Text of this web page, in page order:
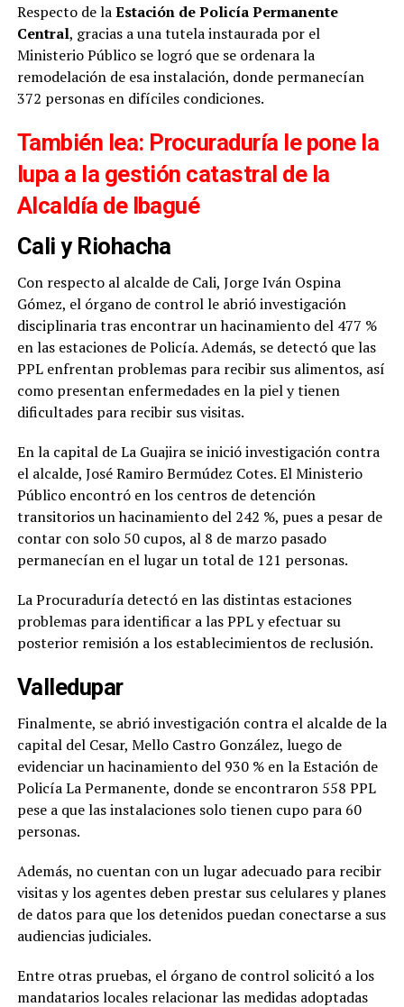
Respecto de laEstación de Policía Permanente
Central, gracias a una tutela instaurada por el
Ministerio Público se logró que se ordenara la
remodelación de esa instalación, donde permanecían
372 personas en difíciles condiciones.
También lea: Procuraduría le pone la
lupa a la gestión catastral de la
Alcaldía de Ibagué
Cali y Riohacha
Con respecto al alcalde de Cali, Jorge Iván Ospina
Gómez, el órgano de control le abrió investigación
disciplinaria tras encontrar un hacinamiento del 477 %
en las estaciones de Policía. Además, se detectó que las
PPL enfrentan problemas para recibir sus alimentos, así
como presentan enfermedades en la piel y tienen
dificultades para recibir sus visitas.
En la capital de La Guajira se inició investigación contra
el alcalde, José Ramiro Bermúdez Cotes. El Ministerio
Público encontró en los centros de detención
transitorios un hacinamiento del 242 %, pues a pesar de
contar con solo 50 cupos, al 8 de marzo pasado
permanecían en el lugar un total de 121 personas.
La Procuraduría detectó en las distintas estaciones
problemas para identificar a las PPL y efectuar su
posterior remisión a los establecimientos de reclusión.
Valledupar
Finalmente, se abrió investigación contra el alcalde de la
capital del Cesar, Mello Castro González, luego de
evidenciar un hacinamiento del 930 % en la Estación de
Policía La Permanente, donde se encontraron 558 PPL
pese a que las instalaciones solo tienen cupo para 60
personas.
Además, no cuentan con un lugar adecuado para recibir
visitas y los agentes deben prestar sus celulares y planes
de datos para que los detenidos puedan conectarse a sus
audiencias judiciales.
Entre otras pruebas, el órgano de control solicitó a los
mandatarios locales relacionar las medidas adoptadas